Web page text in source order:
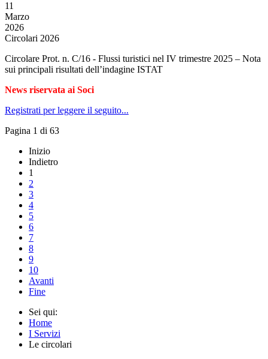
11
Marzo
2026
Circolari 2026
Circolare Prot. n. C/16 - Flussi turistici nel IV trimestre 2025 – Nota
sui principali risultati dell’indagine ISTAT
News riservata ai Soci
Registrati per leggere il seguito...
Pagina 1 di 63
Inizio
Indietro
1
2
3
4
5
6
7
8
9
10
Avanti
Fine
Sei qui:
Home
I Servizi
Le circolari